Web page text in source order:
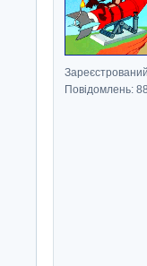
Повідомлень: